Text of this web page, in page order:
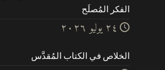
الفكر المُصلَح
۲٤ يوليو ۲۰۲٦
الخلاص في الكتاب المُقدَّس